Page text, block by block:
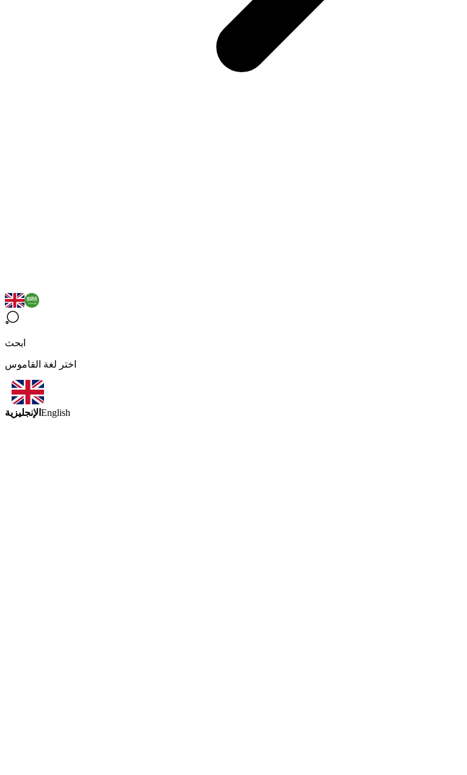
ابحث
اختر لغة القاموس
الإنجليزية English